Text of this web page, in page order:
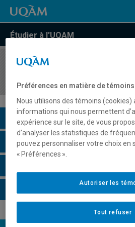
Étudier à l'UQAM
COURS//
Description du cours
Horaire - Été 2026
Préférences en matière de témoins
Nous utilisons des témoins (cookies)
informations qui nous permettent
expérience sur le site, de vous
d’analyser les statistiques de
pouvez personnaliser votre choix en
« Préférences ».
Tout refuser
Autoriser les